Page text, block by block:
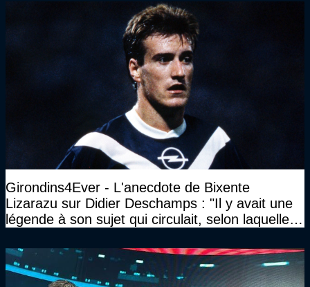
Girondins4Ever - L'anecdote de Bixente
Lizarazu sur Didier Deschamps : "Il y avait une
légende à son sujet qui circulait, selon laquelle il